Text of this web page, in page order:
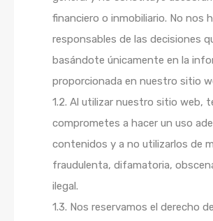
financiero o inmobiliario. No nos
responsables de las decisiones
basándote únicamente en la
proporcionada en nuestro sitio
1.2. Al utilizar nuestro sitio web,
comprometes a hacer un uso
contenidos y a no utilizarlos de
fraudulenta, difamatoria,
ilegal.
1.3. Nos reservamos el derecho